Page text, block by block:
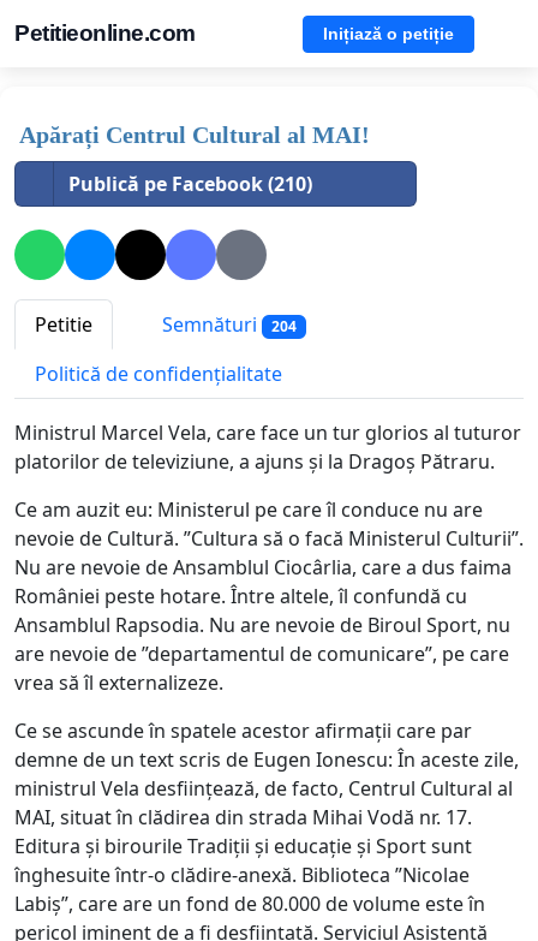
Petitieonline.com Inițiază o petiție
Apărați Centrul Cultural al MAI!
Publică pe Facebook (210)
Petitie Semnături 204
Politică de confidențialitate
Ministrul Marcel Vela, care face un tur glorios al tuturor
platorilor de televiziune, a ajuns și la Dragoș Pătraru.
Ce am auzit eu: Ministerul pe care îl conduce nu are
nevoie de Cultură. ”Cultura să o facă Ministerul Culturii”.
Nu are nevoie de Ansamblul Ciocârlia, care a dus faima
României peste hotare. Între altele, îl confundă cu
Ansamblul Rapsodia. Nu are nevoie de Biroul Sport, nu
are nevoie de ”departamentul de comunicare”, pe care
vrea să îl externalizeze.
Cese ascunde în spatele acestor afirmații care par
demne de un text scris de Eugen Ionescu: În aceste zile,
ministrul Vela desființează, de facto, Centrul Cultural al
MAI, situat în clădirea din strada Mihai Vodă nr. 17.
Editura și birourile Tradiții și educație și Sport sunt
înghesuite într-o clădire-anexă. Biblioteca ”Nicolae
Labiș”, care are un fond de 80.000 de volume este în
pericol iminent de a fi desființată. Serviciul Asistență